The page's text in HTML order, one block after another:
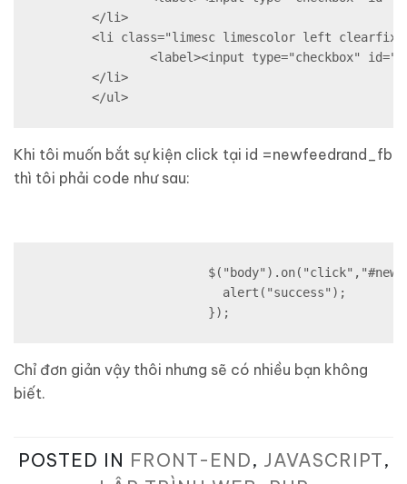
	</li>
	<li class="limesc limescolor left clearfix" style="padding-bottom: 0px!important;">
		<label><input type="checkbox" id="newfeedrand_fb" name="newfeedrand_fb" class="checkbox-inline"> Chèn từ vựng ngẫu nhiên vào post Facebook</label>
	</li>
	</ul>
Khi tôi muốn bắt sự kiện click tại id =newfeedrand_fb
thì tôi phải code như sau:
			});
Chỉ đơn giản vậy thôi nhưng sẽ có nhiều bạn không
biết.
POSTED IN FRONT-END, JAVASCRIPT,